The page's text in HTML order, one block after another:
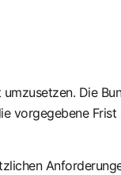
Die
vorgegebene Frist